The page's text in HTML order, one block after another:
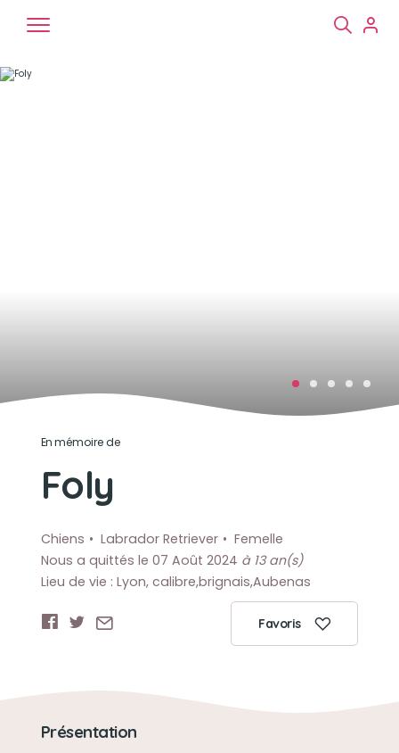
En mémoire de
Foly
Chiens Labrador Retriever
Femelle
Nous a quittés le 07 Août 2024 à 13 an(s)
Lieu de vie : Lyon, calibre,brignais,Aubenas
Favoris
Présentation